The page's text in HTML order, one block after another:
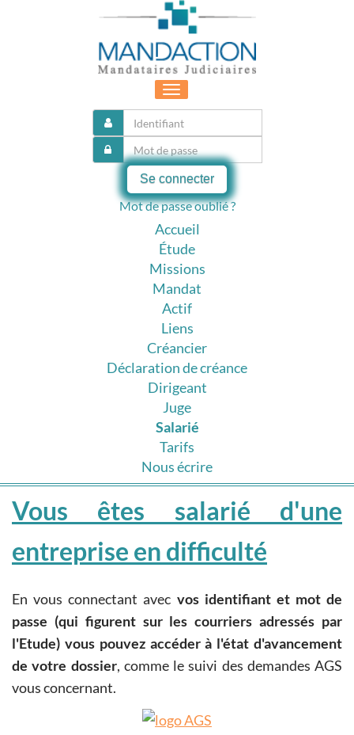
Toggle
navigation
Se connecter
Mot de passe oublié ?
Accueil
Étude
Missions
Mandat
Actif
Liens
Créancier
Déclaration de créance
Dirigeant
Juge
Salarié
Tarifs
Nous écrire
Vous êtes salarié d'une
entreprise en difficulté
En vous connectant avec vos identifiant et mot de
passe (qui figurent sur les courriers adressés par
l'Etude) vous pouvez accéder à l'état d'avancement
de votre dossier, comme le suivi des demandes AGS
vous concernant.